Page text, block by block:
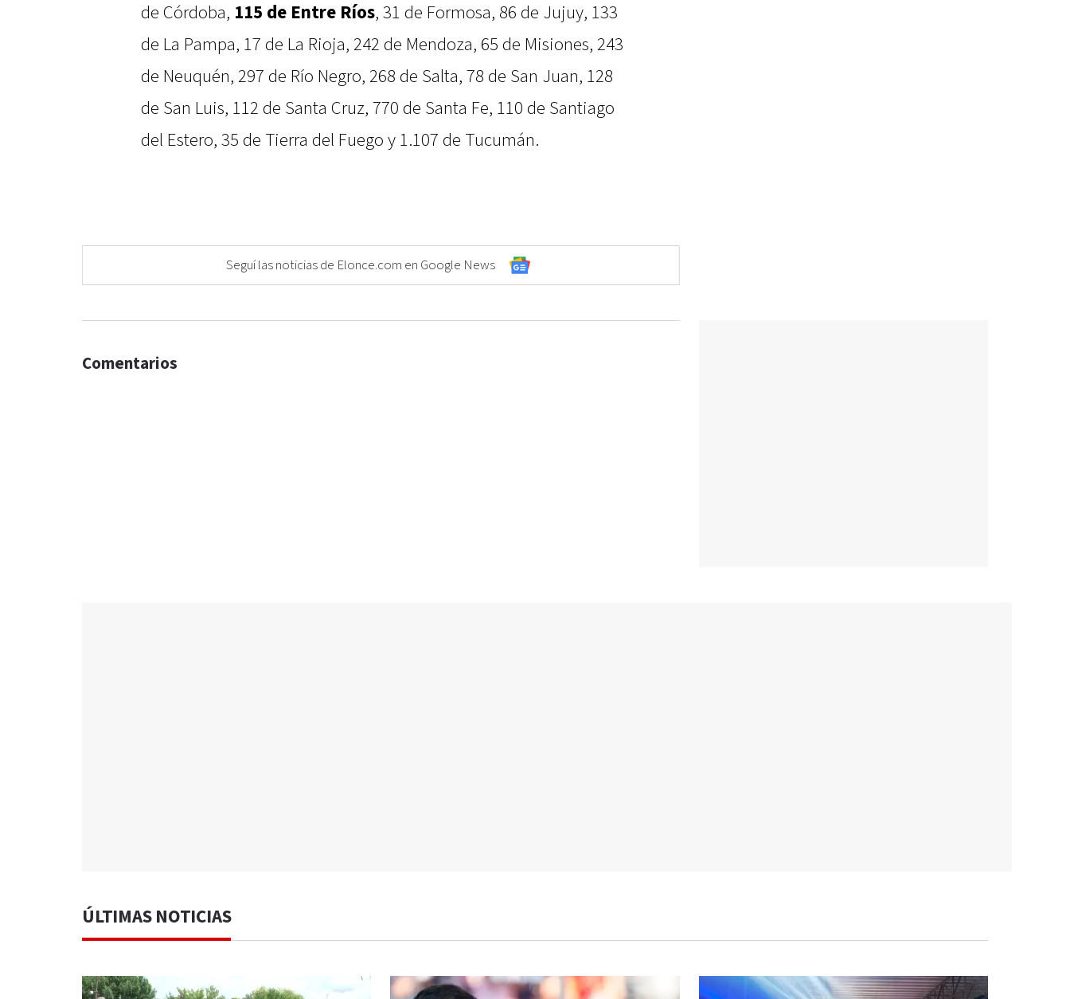
de Córdoba, 115 de Entre Ríos, 31 de Formosa, 86 de Jujuy, 133
de La Pampa, 17 de La Rioja, 242 de Mendoza, 65 de Misiones, 243
de Neuquén, 297 de Río Negro, 268 de Salta, 78 de San Juan, 128
de San Luis, 112 de Santa Cruz, 770 de Santa Fe, 110 de Santiago
del Estero, 35 de Tierra del Fuego y 1.107 de Tucumán.
Seguí las noticias de Elonce.com en Google News
Comentarios
ÚLTIMAS NOTICIAS